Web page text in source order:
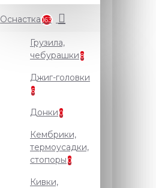
Оснастка 163
Грузила,
чебурашки 8
Джиг-головки
6
Донки 0
Кембрики,
термоусадки,
стопоры 0
Кивки,